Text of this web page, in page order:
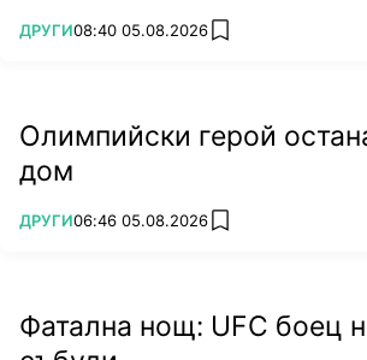
ПОВЕЧЕ ОТ
ДРУГИ08:40 05.08.2026 add favorites
Олимпийски герой
дом
ПОВЕЧЕ ОТ
ДРУГИ06:46 05.08.2026 add favorites
Фатална нощ: UFC боец